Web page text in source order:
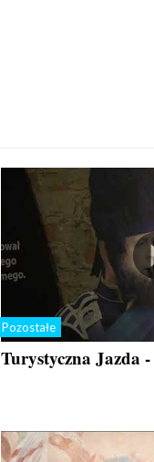
Pozostałe
Turystyczna Jazda